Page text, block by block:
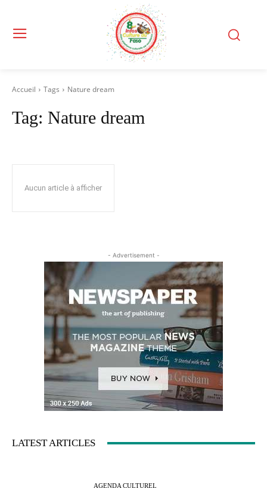
Accueil Tags Nature dream
Tag: Nature dream
Aucun article à afficher
- Advertisement -
LATEST ARTICLES
AGENDA CULTUREL